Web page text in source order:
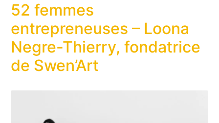
52 femmes
entrepreneuses – Loona
Negre-Thierry, fondatrice
de Swen’Art